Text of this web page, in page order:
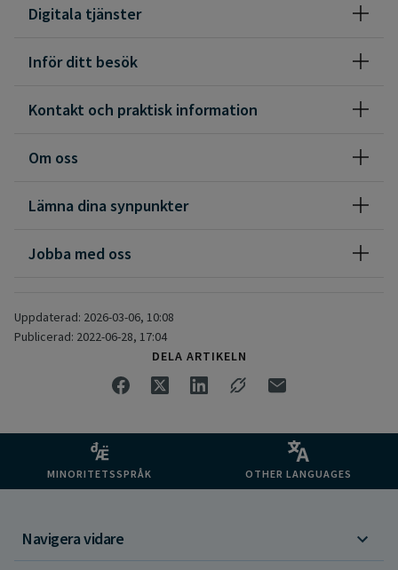
som vanligt med posten.
Vanligtvis kallas du till närmaste röntgenmottagning, men
TeleQ nummer MR: 0920-282906, gäller förfrågningar om
Mammografi: vid om- eller avbokning samt för rådgivning,
Digitala tjänster
Inför ditt besök
Kontakt och praktisk information
Om oss
Lämna dina synpunkter
Jobba med oss
Uppdaterad: 2026-03-06, 10:08
Publicerad: 2022-06-28, 17:04
DELA ARTIKELN
MINORITETSSPRÅK OTHER LANGUAGES
Navigera vidare